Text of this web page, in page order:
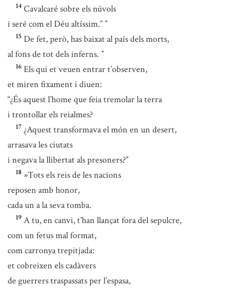
14 Cavalcaré sobre els núvols
i seré com el Déu altíssim.” *
15 De fet, però, has baixat al país dels morts,
al fons de tot dels inferns. *
16 Els qui et veuen entrar t’observen,
et miren fixament i diuen:
“¿És aquest l’home que feia tremolar la terra
i trontollar els reialmes?
17 ¿Aquest transformava el món en un desert,
arrasava les ciutats
i negava la llibertat als presoners?”
18 »Tots els reis de les nacions
reposen amb honor,
cada un a la seva tomba.
19 A tu, en canvi, t’han llançat fora del sepulcre,
com un fetus mal format,
com carronya trepitjada:
et cobreixen els cadàvers
de guerrers traspassats per l’espasa,